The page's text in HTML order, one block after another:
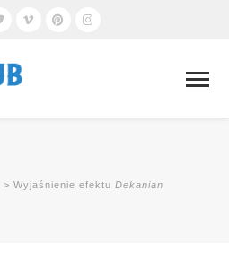
>Wyjaśnienie efektuDekanian